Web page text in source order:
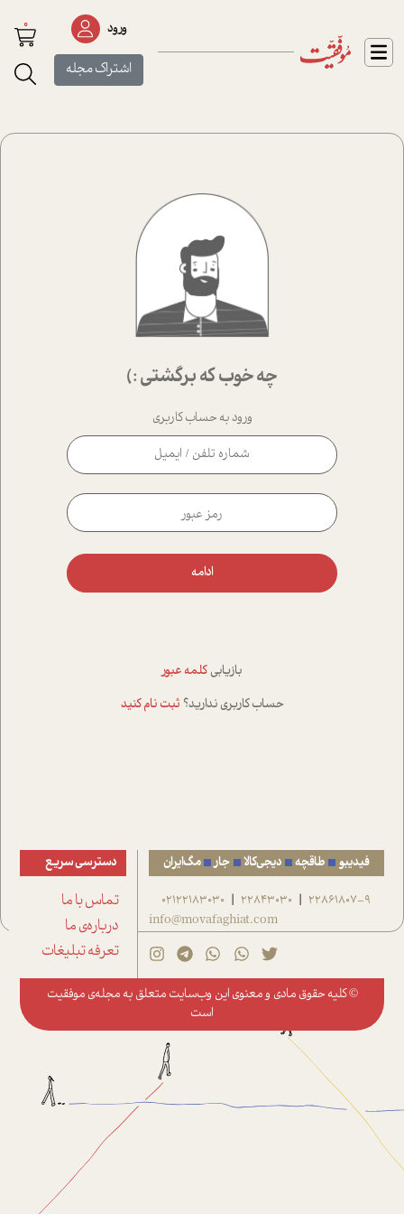
ورود
اشتراک مجله
0
چه خوب که برگشتی :)
ورود به حساب کاربری
ادامه
بازیابی کلمه عبور
حساب کاربری ندارید؟ ثبت نام کنید
فیدیبو طاقچه دیجی‌کالا جار مگ‌ایران
22861807-9
|
22843030
|
02122183030
info@movafaghiat.com
دسترسی سریع
تماس با ما
درباره‌ی ما
تعرفه تبلیغات
© کلیه حقوق مادی و معنوی این وب‌سایت متعلق به مجله‌ی موفقیت
است